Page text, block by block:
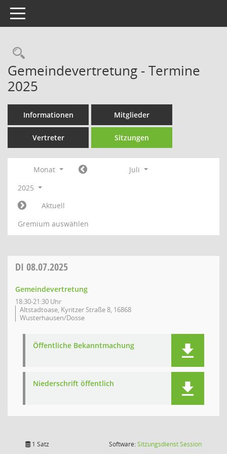
Toggle navigation
Rechercheauswahl
Gemeindevertretung - Termine
2025
Informationen Mitglieder
Vertreter Sitzungen
Monat
Juli
2025
Aktuell
Gremium auswählen
DI 08.07.2025
Gemeindevertretung
18:30-21:30 Uhr
Altstadtoase, Kyritzer Straße 8, 16868
Wusterhausen/Dosse
Öffentliche Bekanntmachung
Niederschrift öffentlich
1 Satz Software:SitzungsdienstSession(Wird in